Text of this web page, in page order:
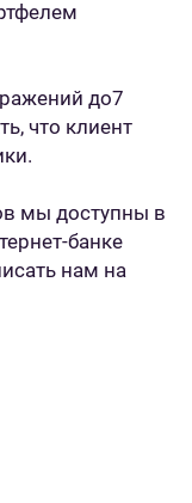
до7
что клиент
мы доступны в
банке
нам на